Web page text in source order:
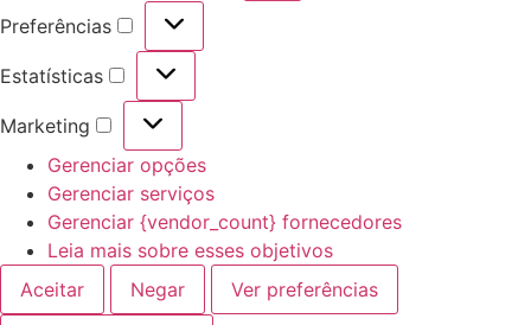
Preferências
Preferências
Estatísticas
Estatísticas
Marketing
Marketing
Gerenciar opções
Gerenciar serviços
Gerenciar {vendor_count} fornecedores
Leia mais sobre esses objetivos
Aceitar
Negar Ver preferências